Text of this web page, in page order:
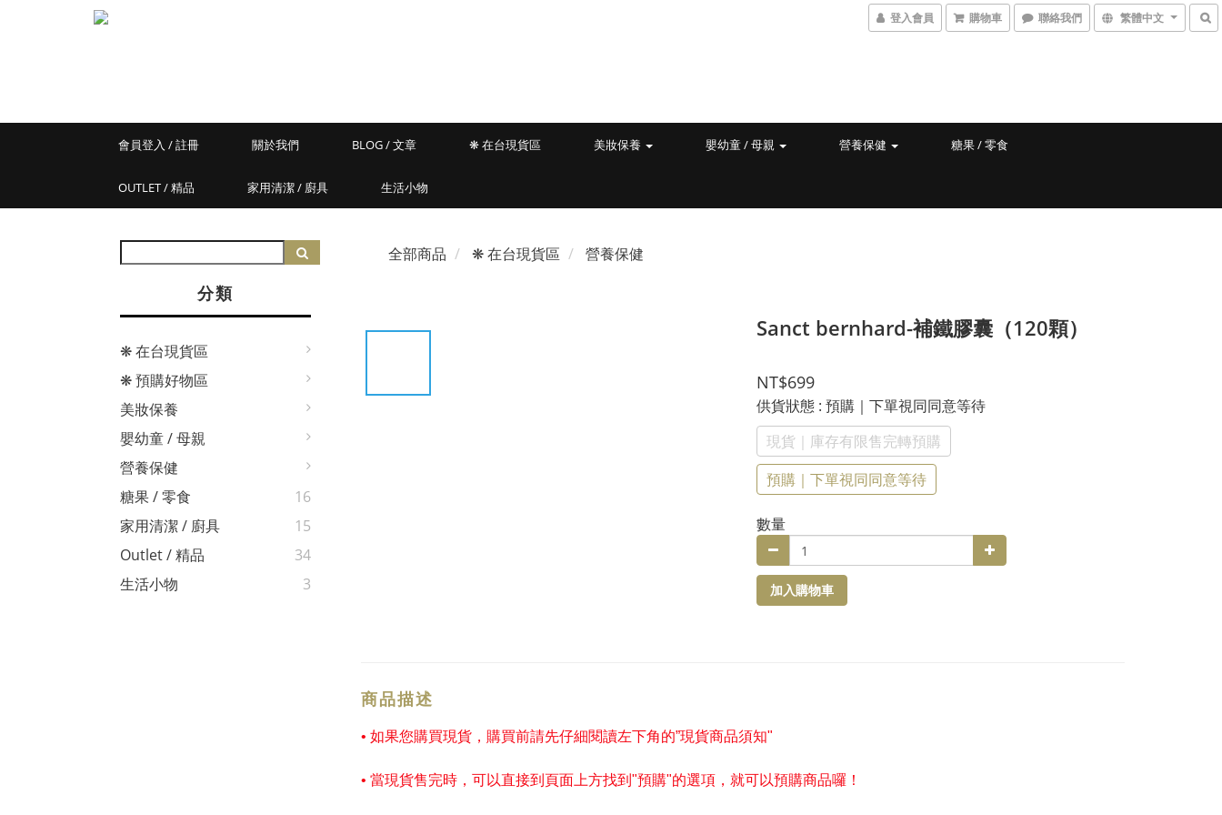
登入會員 購物車 聯絡我們 繁體中文
會員登入 / 註冊 關於我們 BLOG / 文章 ❋ 在台現貨區 美妝保養 嬰幼童 / 母親 營養保健 糖果 / 零食
OUTLET / 精品 家用清潔 / 廚具 生活小物
分類
❋ 在台現貨區
❋ 預購好物區
美妝保養
嬰幼童 / 母親
營養保健
糖果 / 零食
16
家用清潔 / 廚具
15
Outlet / 精品
34
生活小物
3
全部商品 ❋ 在台現貨區 營養保健
Sanct bernhard-補鐵膠囊（120顆）
NT$699
供貨狀態 : 預購｜下單視同同意等待
現貨｜庫存有限售完轉預購
預購｜下單視同同意等待
數量
加入購物車
商品描述
• 如果您購買現貨，購買前請先仔細閱讀左下角的”現貨商品須知"
• 當現貨售完時，可以直接到頁面上方找到"預購"的選項，就可以預購商品囉！